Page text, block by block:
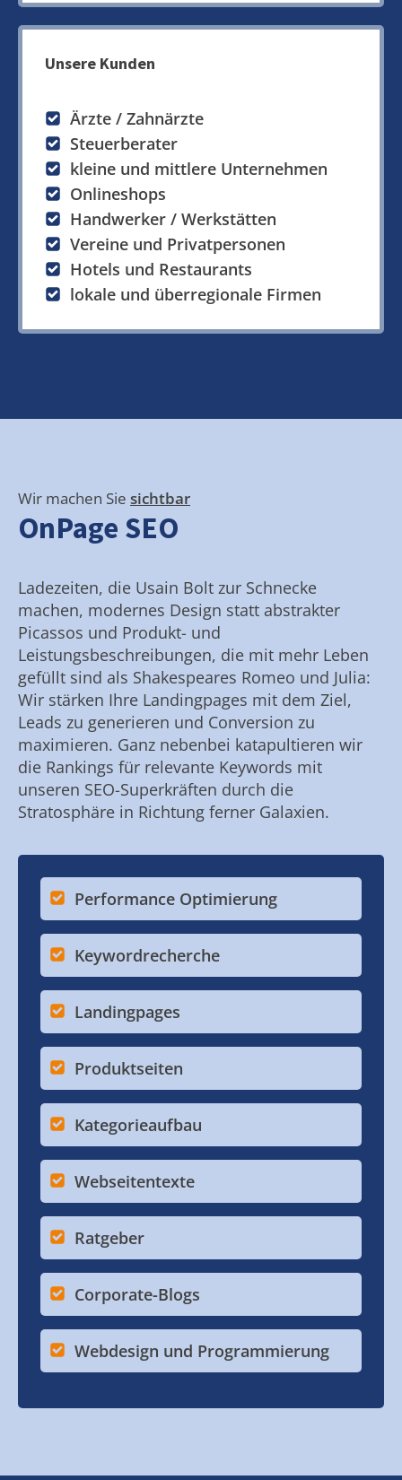
Unsere Kunden
Ärzte / Zahnärzte
Steuerberater
kleine und mittlere Unternehmen
Onlineshops
Handwerker / Werkstätten
Vereine und Privatpersonen
Hotels und Restaurants
lokale und überregionale Firmen
Wir machen Sie sichtbar
OnPage SEO
Ladezeiten, die Usain Bolt zur Schnecke
machen, modernes Design statt abstrakter
Picassos und Produkt- und
Leistungsbeschreibungen, die mit mehr Leben
gefüllt sind als Shakespeares Romeo und Julia:
Wir stärken Ihre Landingpages mit dem Ziel,
Leads zu generieren und Conversion zu
maximieren. Ganz nebenbei katapultieren wir
die Rankings für relevante Keywords mit
unseren SEO-Superkräften durch die
Stratosphäre in Richtung ferner Galaxien.
Performance Optimierung
Keywordrecherche
Landingpages
Produktseiten
Kategorieaufbau
Webseitentexte
Ratgeber
Corporate-Blogs
Webdesign und Programmierung